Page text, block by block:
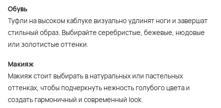
Обувь
Туфли на высоком каблуке визуально удлинят ноги и завершат
стильный образ. Выбирайте серебристые, бежевые, нюдовые
или золотистые оттенки.
Макияж
Макияж стоит выбирать в натуральных или пастельных
оттенках, чтобы подчеркнуть нежность голубого цвета и
создать гармоничный и современный look.